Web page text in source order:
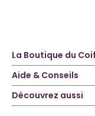
La Boutique du
Aide & Conseils
Découvrez aussi